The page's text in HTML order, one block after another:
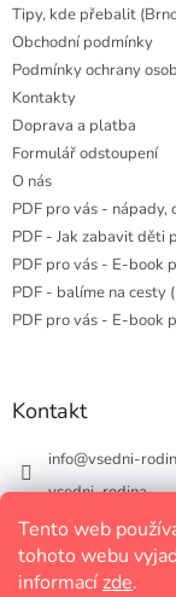
Tento web
tohoto webu
informací zde.
Tipy, kde přebalit
Obchodní podmínky
Podmínky ochrany
Kontakty
Doprava a platba
Formulář odstoupení
O nás
PDF pro vás - nápady,
PDF - Jak zabavit děti
PDF pro vás - E-book
PDF - balíme na cesty
PDF pro vás - E-book
Kontakt
info@vsedni-
vsedni_rodina
vsedni_rodina